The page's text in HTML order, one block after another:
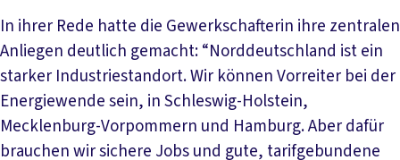
In ihrer Rede hatte die Gewerkschafterin ihre zentralen
Anliegen deutlich gemacht: “Norddeutschland ist ein
starker Industriestandort. Wir können Vorreiter bei der
Energiewende sein, in Schleswig-Holstein,
Mecklenburg-Vorpommern und Hamburg. Aber dafür
brauchen wir sichere Jobs und gute, tarifgebundene